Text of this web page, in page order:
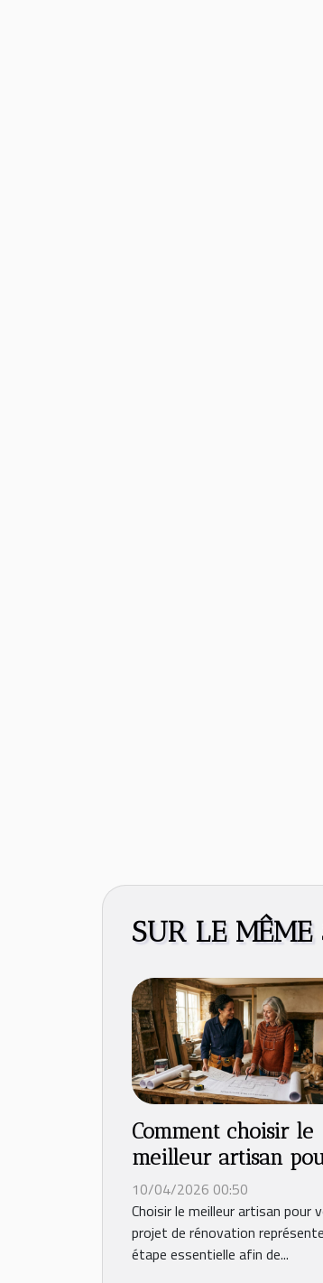
SUR LE MÊME
Comment choisir le
meilleur artisan
votre projet de
rénovation ?
10/04/2026 00:50
Choisir le meilleur artisan pour
projet de rénovation
étape essentielle afin de...